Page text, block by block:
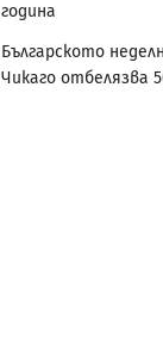
година
Българското
Чикаго отбелязва